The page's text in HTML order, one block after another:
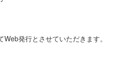
発行とさせていただきます。